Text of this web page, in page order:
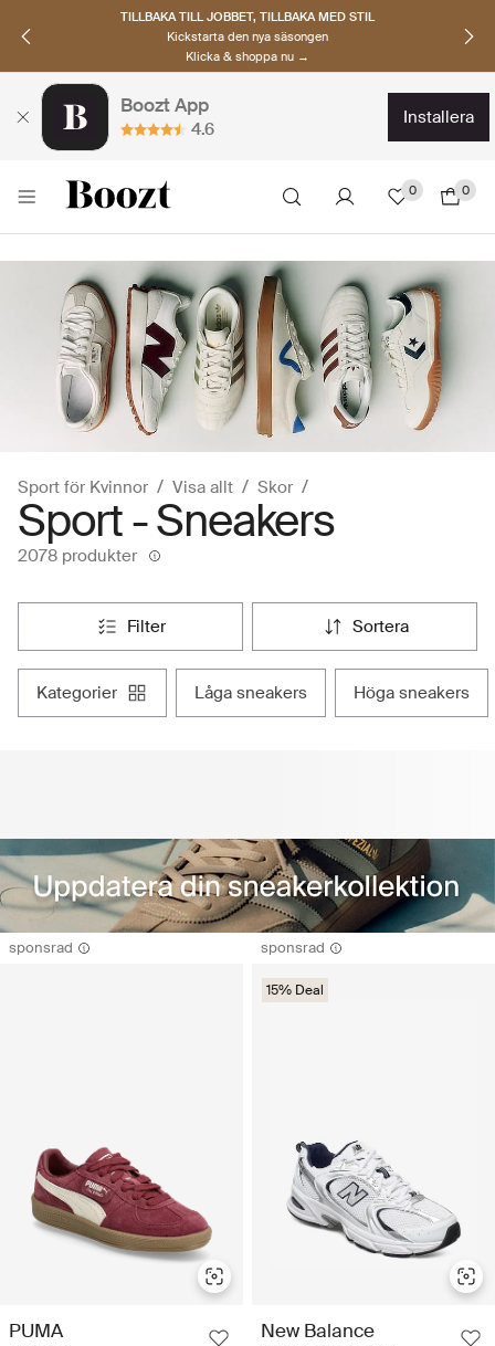
UPPTÄCK SKANDINAVISKA MÄRKEN
Hitta dina nya favoriter nu
Klicka & shoppa →
Boozt App
4.6
installera
0 0
Sport för Kvinnor Visa allt Skor
Sport - Sneakers
2078 produkter
filter sortera
kategorier låga sneakers höga sneakers
sponsrad
PUMA
sponsrad
15% Deal
New Balance